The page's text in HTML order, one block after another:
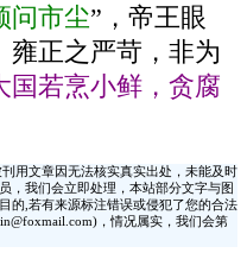
问市尘”，帝王眼
雍正之严苛，非为
国若烹小鲜，贪腐
用文章因无法核实真实出处，未能及时
，我们会立即处理，本站部分文字与图
的,若有来源标注错误或侵犯了您的合法
，情况属实，我们会第